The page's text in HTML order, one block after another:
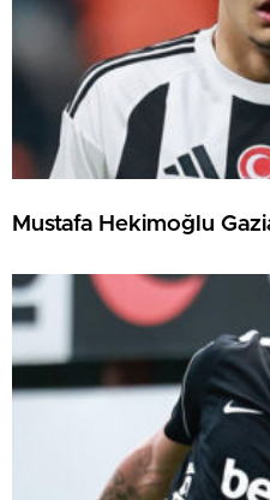
Mustafa Hekimoğlu